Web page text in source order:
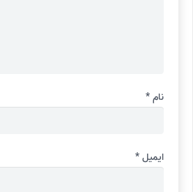
نام*
ایمیل*